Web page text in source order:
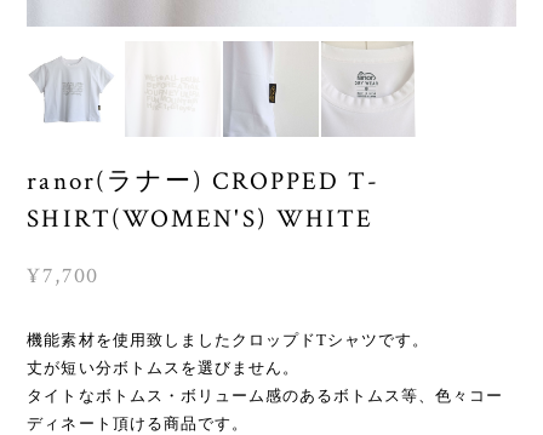
ranor(ラナー) CROPPED T-
SHIRT(WOMEN'S) WHITE
¥7,700
機能素材を使用致しましたクロップドTシャツです。
丈が短い分ボトムスを選びません。
タイトなボトムス・ボリューム感のあるボトムス等、色々コー
ディネート頂ける商品です。